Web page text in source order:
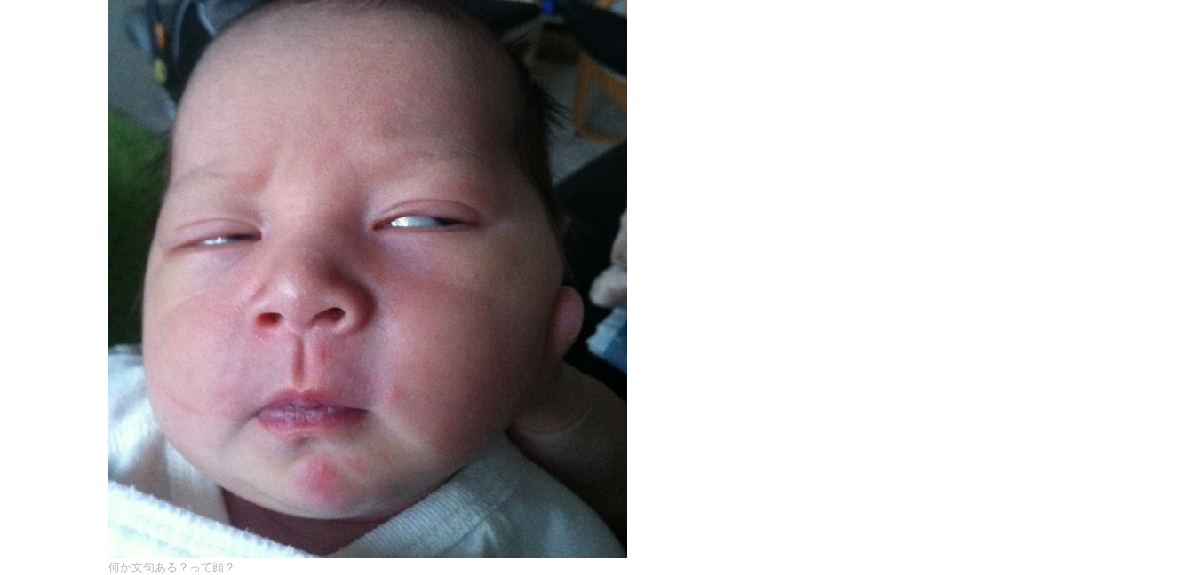
何か文句ある？って顔？